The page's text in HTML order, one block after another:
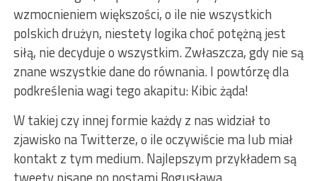
wzmocnieniem większości, o ile nie wszystkich
polskich drużyn, niestety logika choć potężną jest
siłą, nie decyduje o wszystkim. Zwłaszcza, gdy nie są
znane wszystkie dane do równania. I powtórzę dla
podkreślenia wagi tego akapitu: Kibic żąda!
W takiej czy innej formie każdy z nas widział to
zjawisko na Twitterze, o ile oczywiście ma lub miał
kontakt z tym medium. Najlepszym przykładem są